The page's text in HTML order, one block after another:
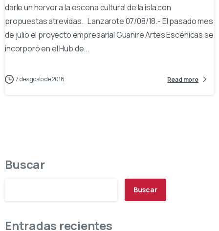
darle un hervor a la escena cultural de la isla con
propuestas atrevidas. Lanzarote 07/08/18.- El pasado mes
de julio el proyecto empresarial Guanire Artes Escénicas se
incorporó en el Hub de...
7 de agosto de 2018 Read more
Buscar
Buscar
Entradas recientes